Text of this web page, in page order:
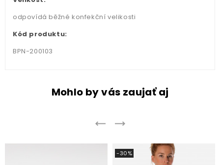
odpovídá běžné konfekční velikosti
Kód produktu:
BPN-200103
Mohlo by vás zaujať aj
-30%